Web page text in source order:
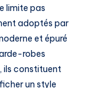
limite pas
adoptés par
et épuré
robes
ils constituent
un style